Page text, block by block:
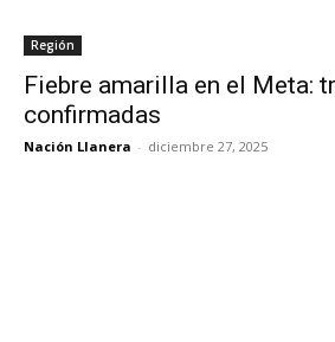
Región
Fiebre amarilla en el Meta:
confirmadas
Nación Llanera - diciembre 27, 2025